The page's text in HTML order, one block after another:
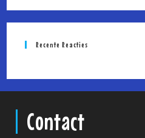
Recente Reacties
Contact